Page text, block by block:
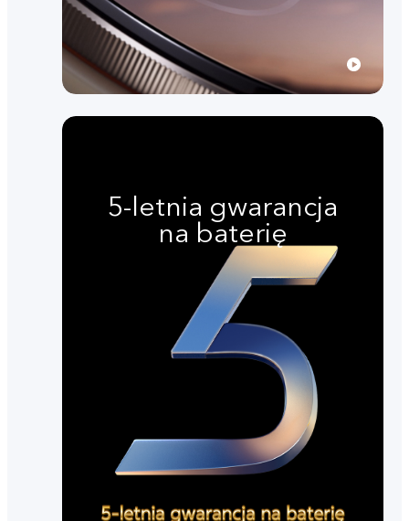
5-letnia gwarancja
na baterię